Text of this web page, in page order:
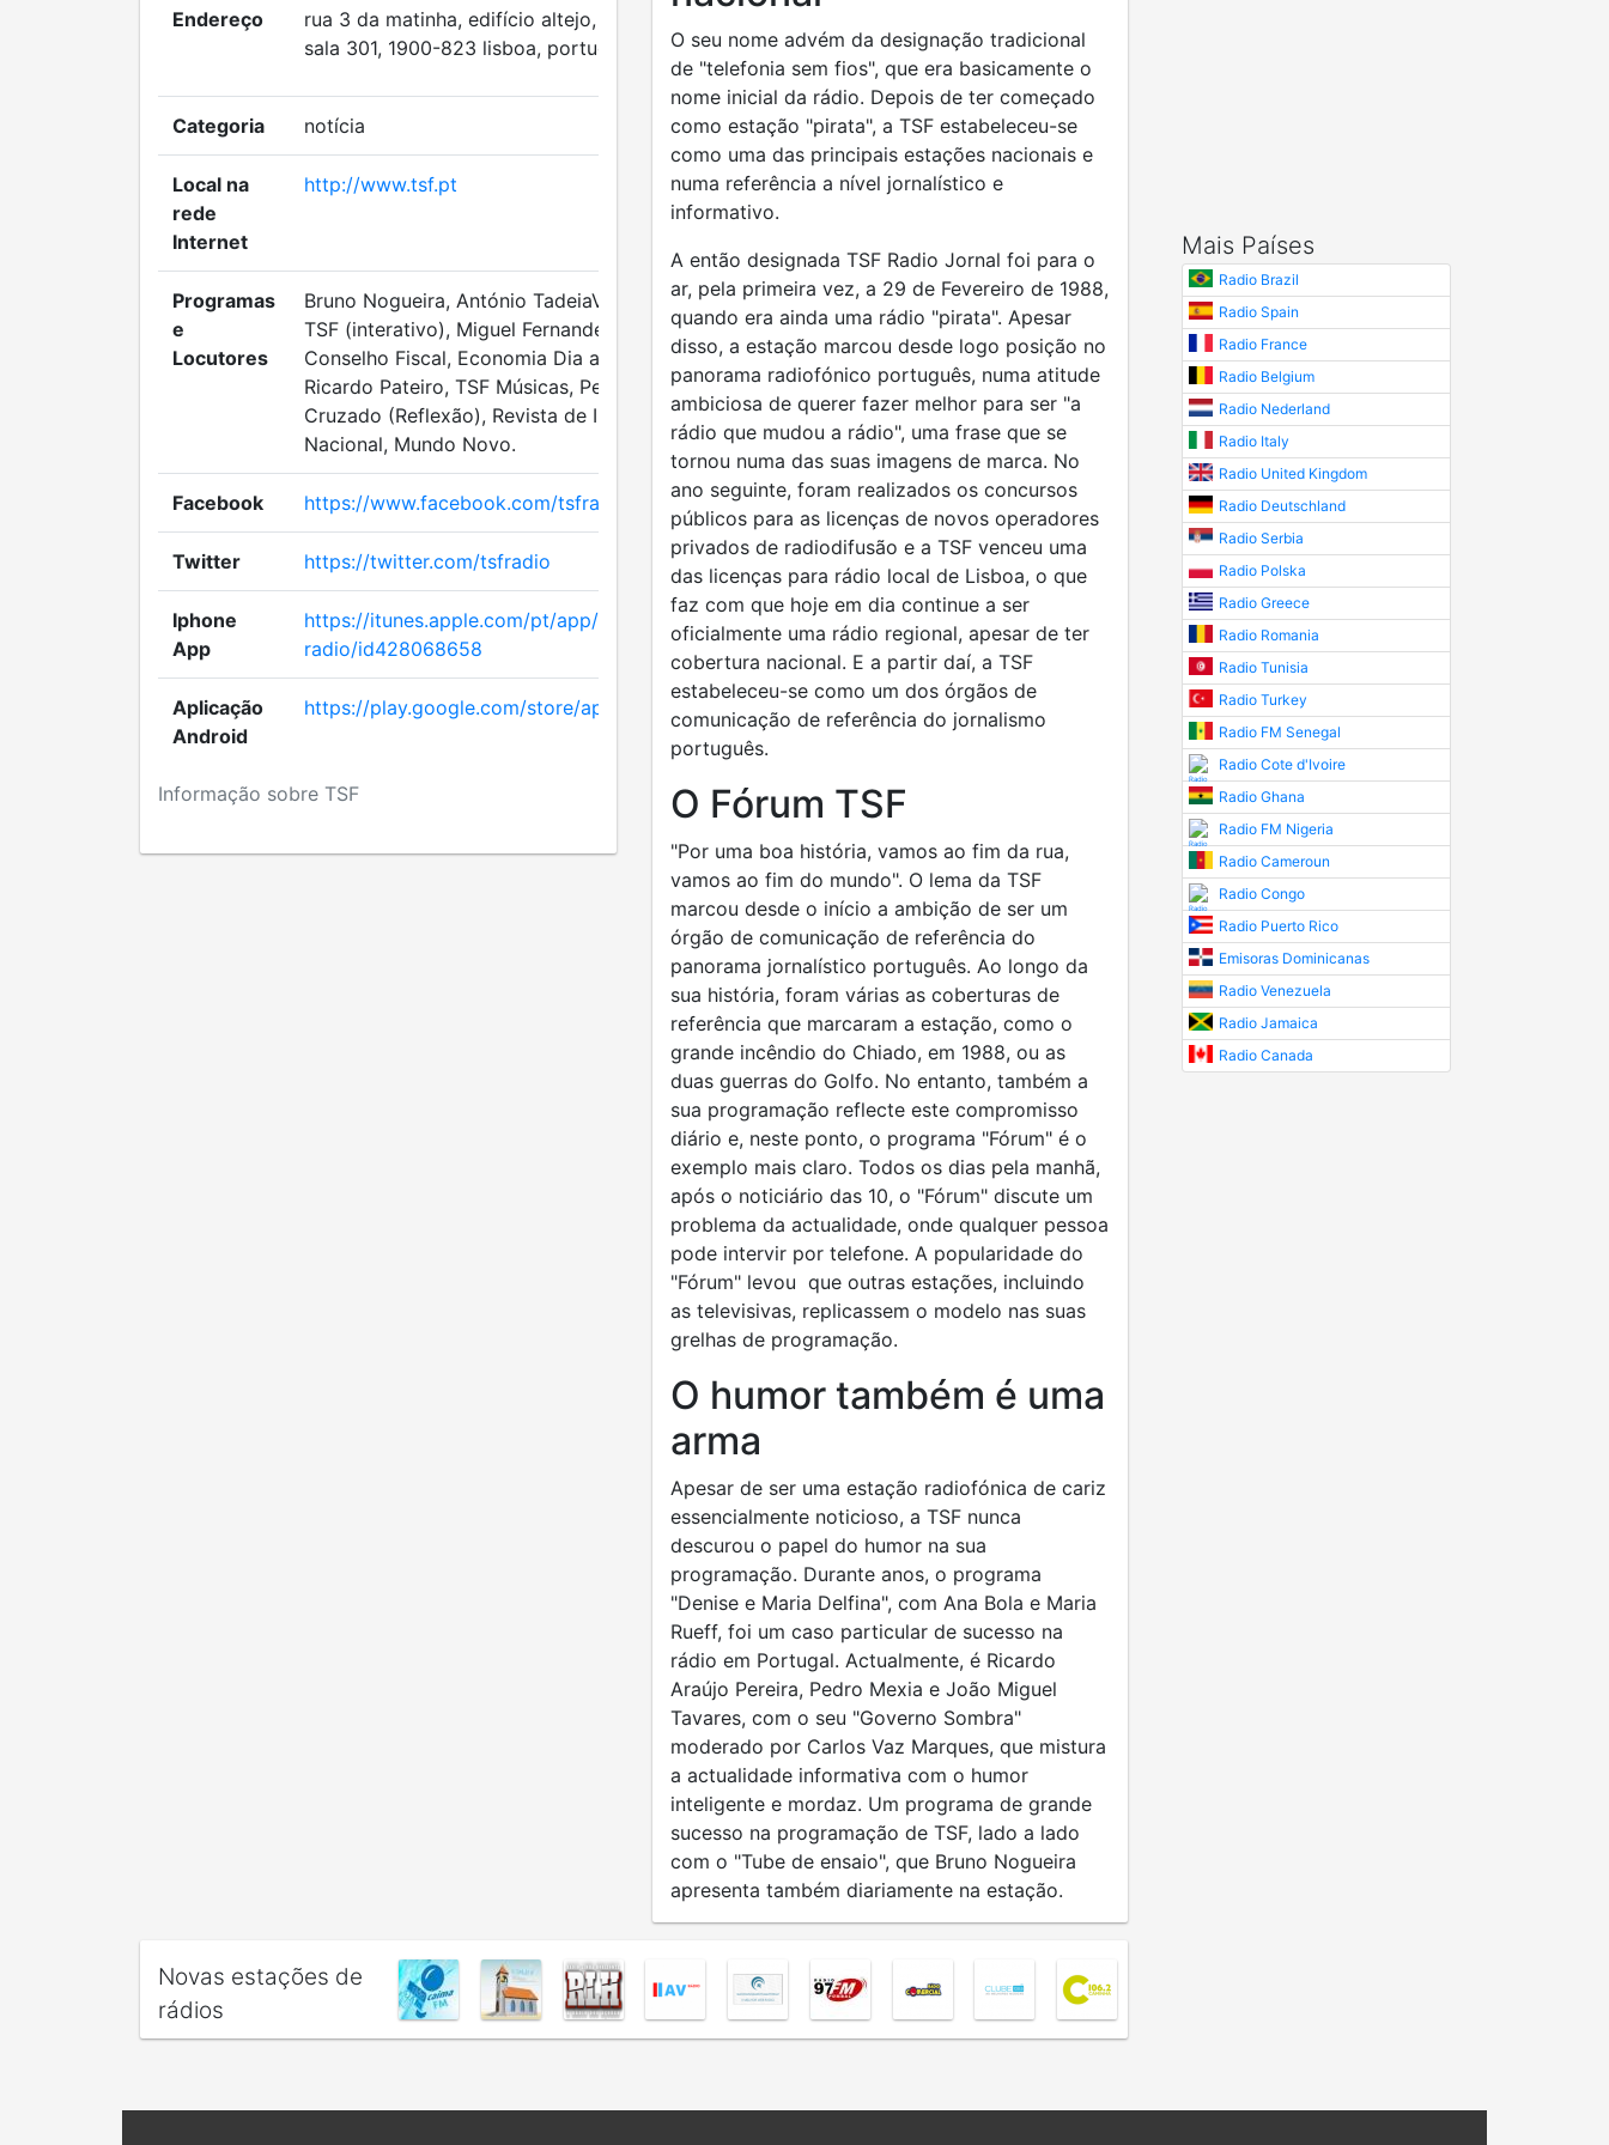
Informação sobre TSF
Endereço
rua 3 da matinha, edifício altejo, piso 3,
sala 301, 1900-823 lisboa, portugal
Categoria notícia
Local na
rede
Internet
http://www.tsf.pt
Programas
e
Locutores
Bruno Nogueira, António TadeiaVer, Fórum
TSF (interativo), Miguel Fernandes,
Conselho Fiscal, Economia Dia a Dia, João
Ricardo Pateiro, TSF Músicas, Pensamento
Cruzado (Reflexão), Revista de Imprensa
Nacional, Mundo Novo.
Facebook https://www.facebook.com/tsfradio
Twitter https://twitter.com/tsfradio
Iphone
App
https://itunes.apple.com/pt/app/m80-
radio/id428068658
Aplicação
Android
https://play.google.com/store/apps/details
O seu nome advém da designação tradicional
de "telefonia sem fios", que era basicamente o
nome inicial da rádio. Depois de ter começado
como estação "pirata", a TSF estabeleceu-se
como uma das principais estações nacionais e
numa referência a nível jornalístico e
informativo.
A então designada TSF Radio Jornal foi para o
ar, pela primeira vez, a 29 de Fevereiro de 1988,
quando era ainda uma rádio "pirata". Apesar
disso, a estação marcou desde logo posição no
panorama radiofónico português, numa atitude
ambiciosa de querer fazer melhor para ser "a
rádio que mudou a rádio", uma frase que se
tornou numa das suas imagens de marca. No
ano seguinte, foram realizados os concursos
públicos para as licenças de novos operadores
privados de radiodifusão e a TSF venceu uma
das licenças para rádio local de Lisboa, o que
faz com que hoje em dia continue a ser
oficialmente uma rádio regional, apesar de ter
cobertura nacional. E a partir daí, a TSF
estabeleceu-se como um dos órgãos de
comunicação de referência do jornalismo
português.
O Fórum TSF
"Por uma boa história, vamos ao fim da rua,
vamos ao fim do mundo". O lema da TSF
marcou desde o início a ambição de ser um
órgão de comunicação de referência do
panorama jornalístico português. Ao longo da
sua história, foram várias as coberturas de
referência que marcaram a estação, como o
grande incêndio do Chiado, em 1988, ou as
duas guerras do Golfo. No entanto, também a
sua programação reflecte este compromisso
diário e, neste ponto, o programa "Fórum" é o
exemplo mais claro. Todos os dias pela manhã,
após o noticiário das 10, o "Fórum" discute um
problema da actualidade, onde qualquer pessoa
pode intervir por telefone. A popularidade do
"Fórum" levou que outras estações, incluindo
as televisivas, replicassem o modelo nas suas
grelhas de programação.
O humor também é uma
arma
Apesar de ser uma estação radiofónica de cariz
essencialmente noticioso, a TSF nunca
descurou o papel do humor na sua
programação. Durante anos, o programa
"Denise e Maria Delfina", com Ana Bola e Maria
Rueff, foi um caso particular de sucesso na
rádio em Portugal. Actualmente, é Ricardo
Araújo Pereira, Pedro Mexia e João Miguel
Tavares, com o seu "Governo Sombra"
moderado por Carlos Vaz Marques, que mistura
a actualidade informativa com o humor
inteligente e mordaz. Um programa de grande
sucesso na programação de TSF, lado a lado
com o "Tube de ensaio", que Bruno Nogueira
apresenta também diariamente na estação.
Novas estações de
rádios
Mais Países
Radio Brazil
Radio Spain
Radio France
Radio Belgium
Radio Nederland
Radio Italy
Radio United Kingdom
Radio Deutschland
Radio Serbia
Radio Polska
Radio Greece
Radio Romania
Radio Tunisia
Radio Turkey
Radio FM Senegal
Radio Cote d'Ivoire
Radio Ghana
Radio FM Nigeria
Radio Cameroun
Radio Congo
Radio Puerto Rico
Emisoras Dominicanas
Radio Venezuela
Radio Jamaica
Radio Canada